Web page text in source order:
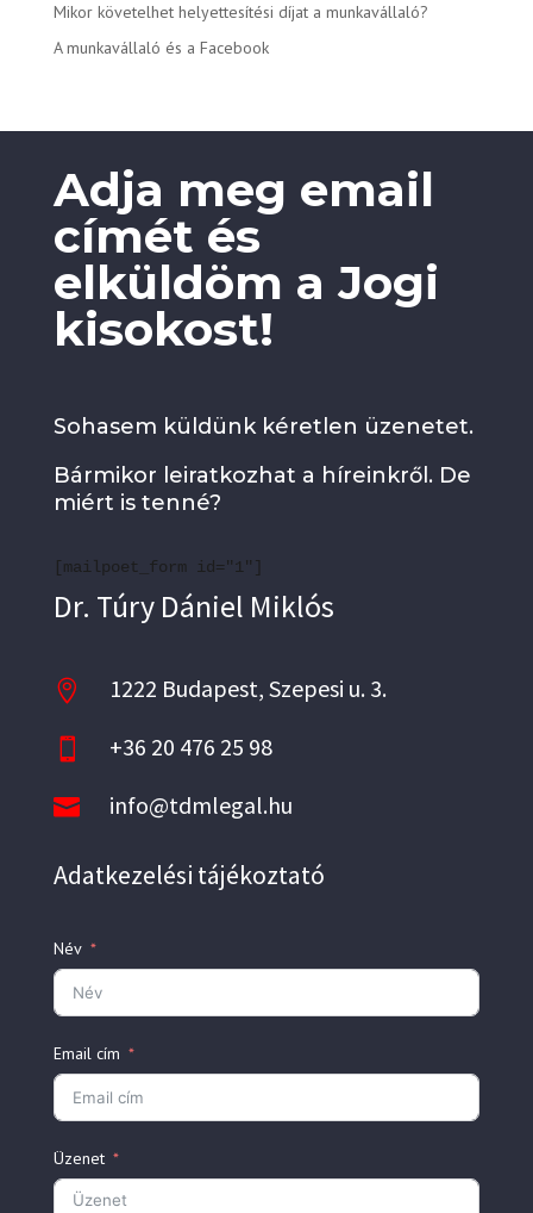
Mikor követelhet helyettesítési díjat a munkavállaló?
A munkavállaló és a Facebook
Adja meg email
címét és
elküldöm a Jogi
kisokost!
Sohasem küldünk kéretlen üzenetet.
Bármikor leiratkozhat a híreinkről. De
miért is tenné?
[mailpoet_form id="1"]
Dr. Túry Dániel Miklós
 1222 Budapest, Szepesi u. 3.
 +36 20 476 25 98
 info@tdmlegal.hu
Adatkezelési tájékoztató
Név
Email cím
Üzenet